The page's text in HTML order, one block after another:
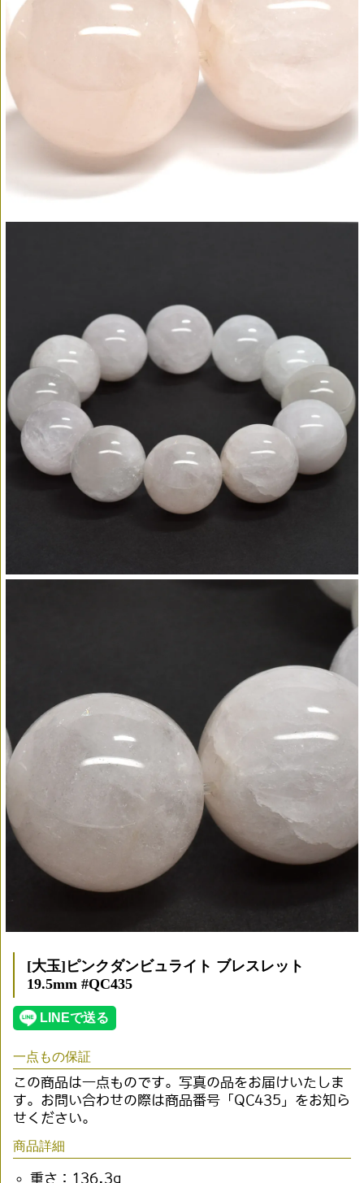
[大玉]ピンクダンビュライト ブレスレット
19.5mm #QC435
一点もの保証
この商品は一点ものです。写真の品をお届けいたしま
す。お問い合わせの際は商品番号「QC435」をお知ら
せください。
商品詳細
重さ：136.3g